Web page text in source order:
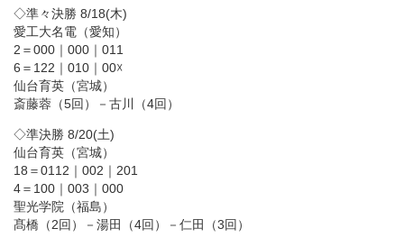
◇準々決勝 8/18(木)
愛工大名電（愛知）
2＝000｜000｜011
6＝122｜010｜00☓
仙台育英（宮城）
斎藤蓉（5回）－古川（4回）
◇準決勝 8/20(土)
仙台育英（宮城）
18＝0112｜002｜201
4＝100｜003｜000
聖光学院（福島）
髙橋（2回）－湯田（4回）－仁田（3回）